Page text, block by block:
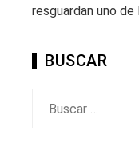
resguardan uno
BUSCAR